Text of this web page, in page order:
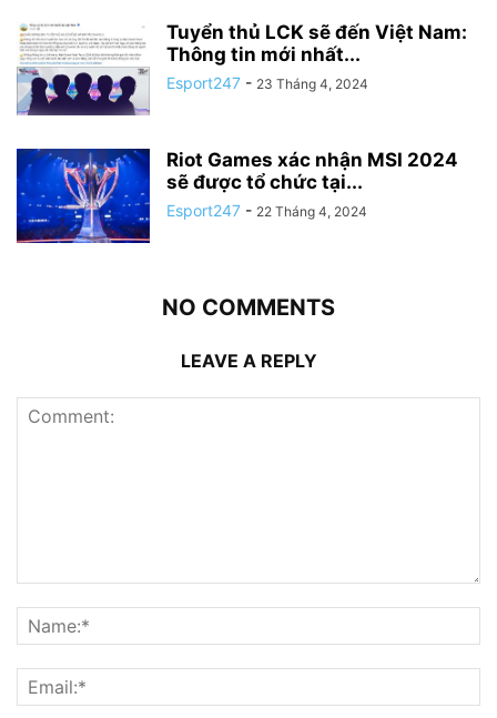
Tuyển thủ LCK sẽ đến Việt Nam:
Thông tin mới nhất...
Esport247 - 23 Tháng 4, 2024
Riot Games xác nhận MSI 2024
sẽ được tổ chức tại...
Esport247 - 22 Tháng 4, 2024
NO COMMENTS
LEAVE A REPLY